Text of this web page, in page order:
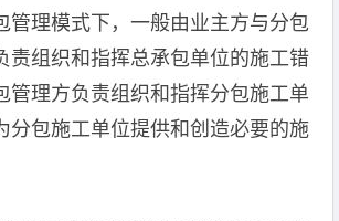
管理模式下，一般由业主方与分包
责组织和指挥总承包单位的施工错
管理方负责组织和指挥分包施工单
分包施工单位提供和创造必要的施